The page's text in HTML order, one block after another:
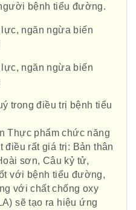
bệnh tiểu đường.
ngăn ngừa biến
ngăn ngừa biến
trong điều trị bệnh tiểu
Thực phẩm chức năng
điều rất giá trị: Bản thân
sơn, Câu kỷ tử,
với bệnh tiểu đường,
với chất chống oxy
sẽ tạo ra hiệu ứng
Hà Nội